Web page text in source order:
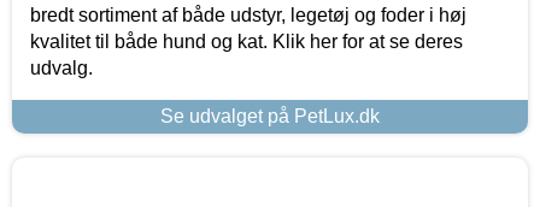
bredt sortiment af både udstyr, legetøj og foder i høj
kvalitet til både hund og kat. Klik her for at se deres
udvalg.
Se udvalget på PetLux.dk